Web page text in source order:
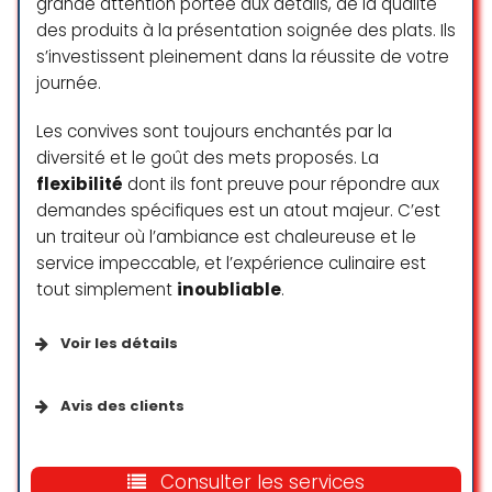
Je viens déjeuner toutes les
semaines, tant pour l’accueil que
pour les plats délicieux et variés.
chia : mes favoris !
Mathilde Meunier
☆ 5/5
Extrêmement bon! Sandwich de
dessert était à tomber! La
commerçants. On a eu la chance
personne! 😉
des produits à la présentation soignée des plats. Ils
s’investissent pleinement dans la réussite de votre
journée.
Les convives sont toujours enchantés par la
diversité et le goût des mets proposés. La
flexibilité dont ils font preuve pour répondre aux
demandes spécifiques est un atout majeur. C’est
un traiteur où l’ambiance est chaleureuse et le
service impeccable, et l’expérience culinaire est
tout simplement inoubliable.
Voir les détails
Vente à emporter
Avis des clients
qu’à l’ensemble de votre équipe)
Consulter les services